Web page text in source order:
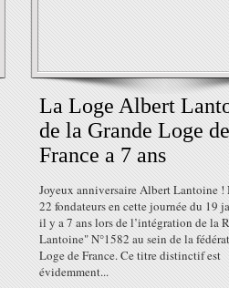
La Loge Albert
de la Grande Loge de
France a 7 ans
Joyeux anniversaire Albert Lantoine !
22 fondateurs en cette journée du 19
il y a 7 ans lors de l’intégration de la
Lantoine" N°1582 au sein de la
Loge de France. Ce titre distinctif est
évidemment...